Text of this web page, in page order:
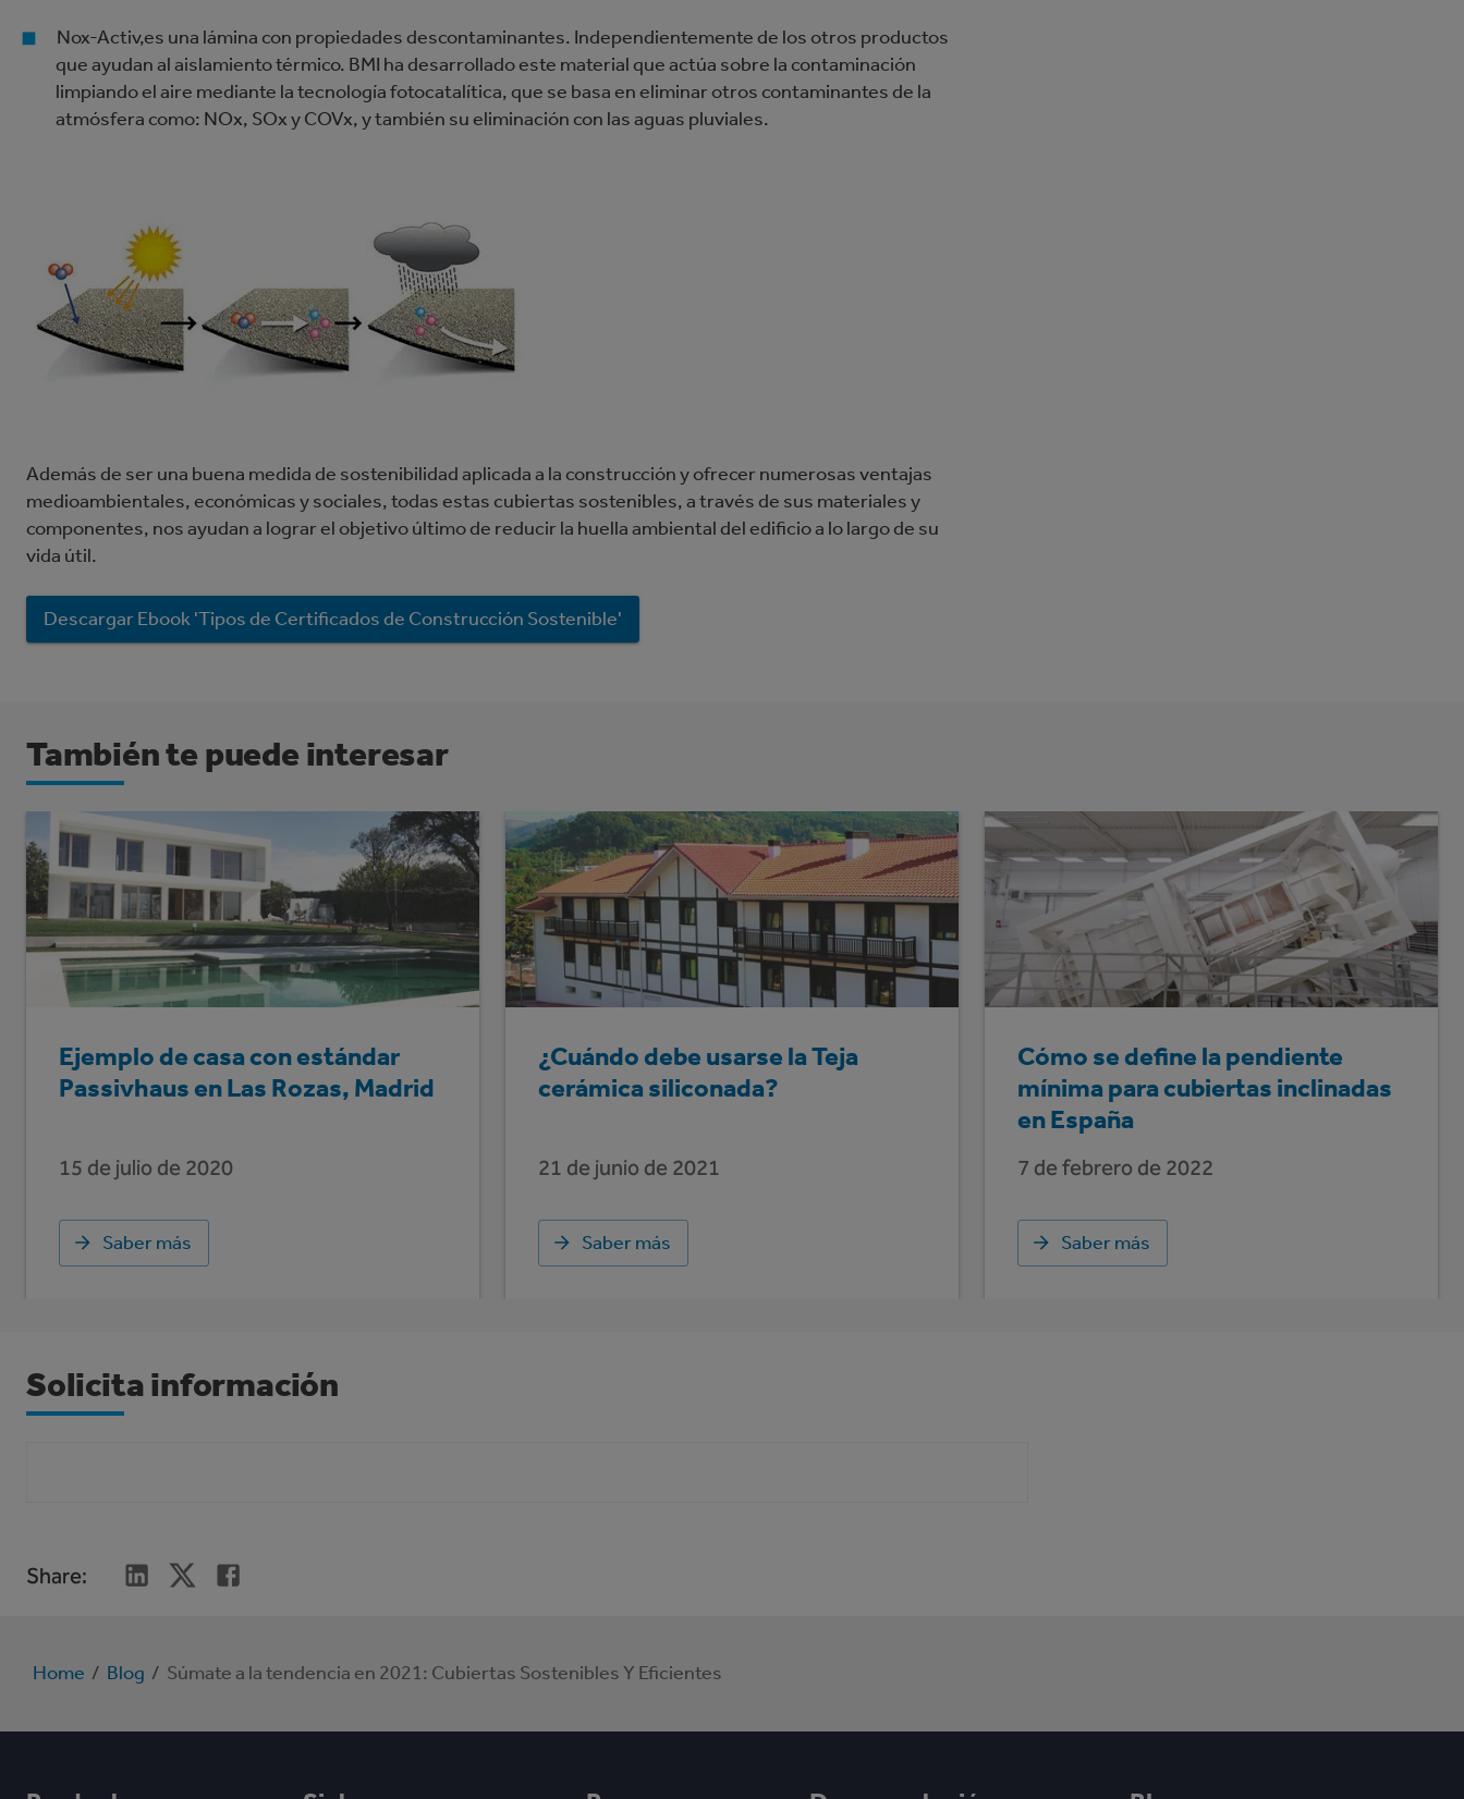
Nox-Activ,es una lámina con propiedades descontaminantes. Independientemente de los otros productos
que ayudan al aislamiento térmico. BMI ha desarrollado este material que actúa sobre la contaminación
limpiando el aire mediante la tecnología fotocatalítica, que se basa en eliminar otros contaminantes de la
atmósfera como: NOx, SOx y COVx, y también su eliminación con las aguas pluviales.
Además de ser una buena medida de sostenibilidad aplicada a la construcción y ofrecer numerosas ventajas
medioambientales, económicas y sociales, todas estas cubiertas sostenibles, a través de sus materiales y
componentes, nos ayudan a lograr el objetivo último de reducir la huella ambiental del edificio a lo largo de su
vida útil.
Descargar Ebook 'Tipos de Certificados de Construcción Sostenible'
También te puede interesar
Ejemplo de casa con estándar
Passivhaus en Las Rozas, Madrid
15 de julio de 2020
Saber más
¿Cuándo debe usarse la Teja
cerámica siliconada?
21 de junio de 2021
Saber más
Cómo se define la pendiente
mínima para cubiertas inclinadas
en España
7 de febrero de 2022
Saber más
Solicita información
Share:
Home / Blog / Súmate a la tendencia en 2021: Cubiertas Sostenibles Y Eficientes